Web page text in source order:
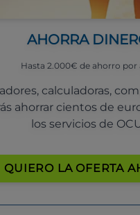
AHORRA
Hasta 2.000€ de ahorro por
calculadoras,
ahorrar cientos de
los servicios de
QUIERO LA OFERTA